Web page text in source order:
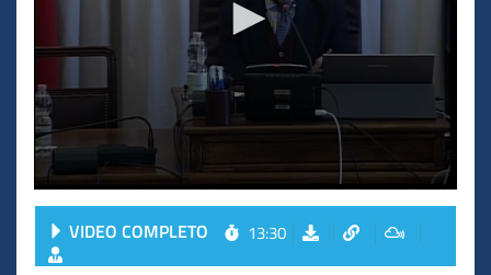
VIDEO COMPLETO 13:30